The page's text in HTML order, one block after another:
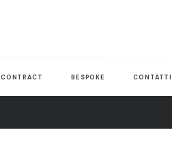
CONTRACT BESPOKE CONTATTI